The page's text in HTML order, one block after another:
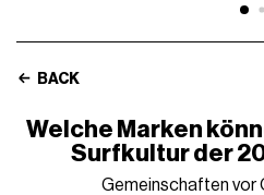
BACK
Welche Marken
Surfkultur der
Gemeinschaften vor